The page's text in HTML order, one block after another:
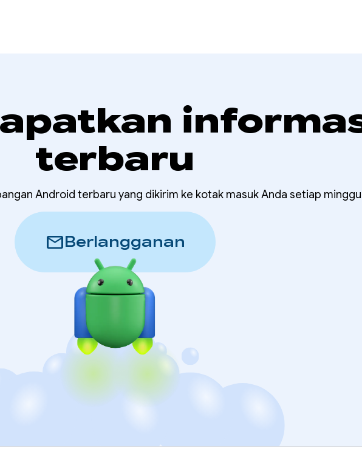
terbaru
Android terbaru yang dikirim ke kotak masuk Anda setiap
mailBerlangganan